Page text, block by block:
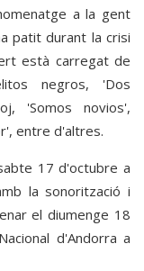
a la gent
patit durant la crisi
està carregat de
negros, 'Dos
'Somos novios',
entre d'altres.
17 d'octubre a
la sonorització i
el diumenge 18
d'Andorra a